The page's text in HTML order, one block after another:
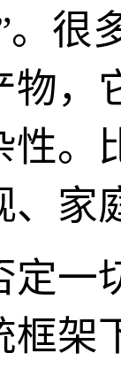
很
物，
性。
、家
定一
架